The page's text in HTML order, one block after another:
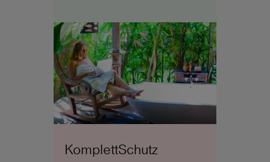
KomplettSchutz